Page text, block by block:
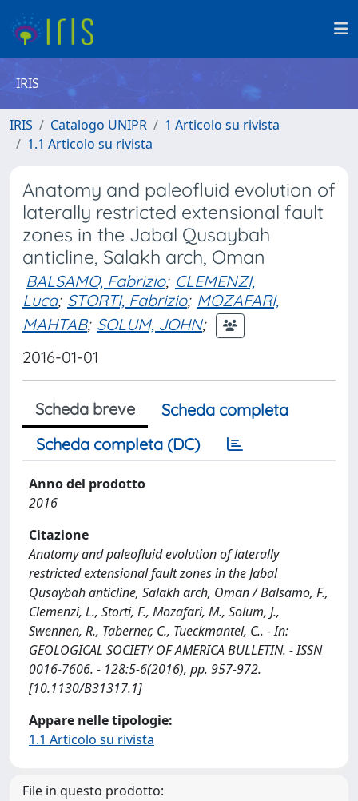
IRIS
IRIS Catalogo UNIPR
1 Articolo su rivista
1.1 Articolo su rivista
Anatomy and paleofluid evolution of
laterally restricted extensional fault
zones in the Jabal Qusaybah
anticline, Salakh arch, Oman
BALSAMO, Fabrizio; CLEMENZI,
Luca; STORTI, Fabrizio; MOZAFARI,
MAHTAB; SOLUM, JOHN;
2016-01-01
Scheda breve
Scheda completa
Scheda completa (DC)
Anno del prodotto
2016
Citazione
Anatomy and paleofluid evolution of laterally
restricted extensional fault zones in the Jabal
Qusaybah anticline, Salakh arch, Oman / Balsamo, F.,
Clemenzi, L., Storti, F., Mozafari, M., Solum, J.,
Swennen, R., Taberner, C., Tueckmantel, C.. - In:
GEOLOGICAL SOCIETY OF AMERICA BULLETIN. - ISSN
0016-7606. - 128:5-6(2016), pp. 957-972.
[10.1130/B31317.1]
Appare nelle tipologie:
1.1 Articolo su rivista
File in questo prodotto: